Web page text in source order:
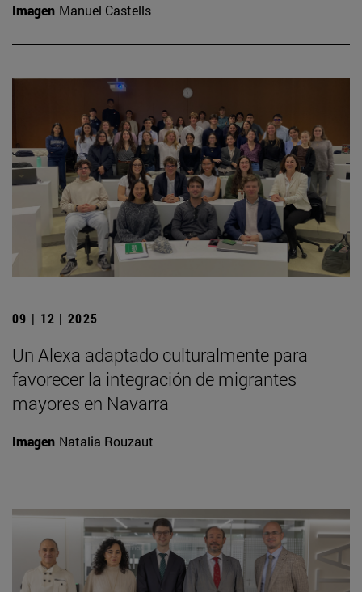
Imagen Manuel Castells
09 | 12 | 2025
Un Alexa adaptado culturalmente para
favorecer la integración de migrantes
mayores en Navarra
Imagen Natalia Rouzaut